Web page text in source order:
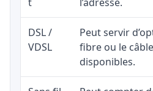
DSL /
VDSL
Peut servir
fibre ou le
disponibles.